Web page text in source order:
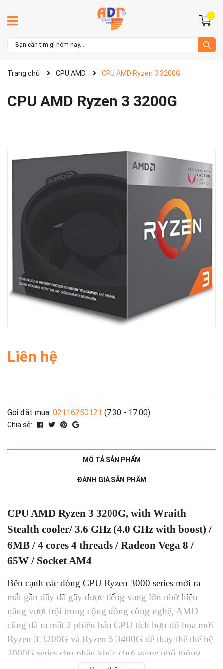
Trang chủ CPU AMD CPU AMD Ryzen 3 3200G
CPU AMD Ryzen 3 3200G
Liên hệ
Gọi đặt mua: 02116250121 (7:30 - 17:00)
Chia sẻ:
MÔ TẢ SẢN PHẨM
ĐÁNH GIÁ SẢN PHẨM
CPU AMD Ryzen 3 3200G, with Wraith
Stealth cooler/ 3.6 GHz (4.0 GHz with boost) /
6MB / 4 cores 4 threads / Radeon Vega 8 /
65W / Socket AM4
Bên cạnh các dòng CPU Ryzen 3000 series mới ra
mắt gần đây đã gây được tiếng vang lớn nhờ hiệu
năng vượt trội trong cộng đồng công nghệ, AMD
cũng đã ra mắt 2 phiên bản CPU tích hợp đồ họa mới
Ryzen 3 3200G và Ryzen 5 3400G để thay thế thế hệ
2000G series cho phân khúc chơi game phổ thông.
CPU AMD Ryzen 3 3200Glà phiên bản nâng cấp